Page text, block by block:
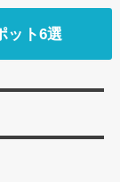
ット6選